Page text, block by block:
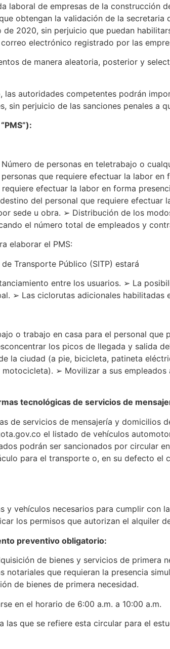
laboral de empresas de la construcción
obtengan la validación de la
de 2020, sin perjuicio que puedan
electrónico registrado por las
de manera aleatoria, posterior y
las autoridades competentes podrán
sin perjuicio de las sanciones penales a
de personas en teletrabajo o
que requiere efectuar la labor
efectuar la labor en forma
del personal que requiere efectuar
sede u obra. ➢ Distribución de los
el número total de empleados y
elaborar el PMS:
Transporte Público (SITP) estará
entre los usuarios. ➢ La
➢ Las ciclorutas adicionales
o trabajo en casa para el personal que
los picos de llegada y salida
la ciudad (a pie, bicicleta, patineta
➢ Movilizar a sus empleados
tecnológicas de servicios de
de servicios de mensajería y domicilios
el listado de vehículos
podrán ser sancionados por circular
para el transporte o, en su defecto el
y vehículos necesarios para cumplir con
los permisos que autorizan el alquiler
preventivo obligatorio:
de bienes y servicios de primera
que requieran la presencia
de bienes de primera necesidad.
en el horario de 6:00 a.m. a 10:00 a.m.
las que se refiere esta circular para el